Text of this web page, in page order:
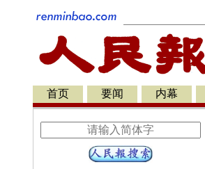
首页 要闻 内幕